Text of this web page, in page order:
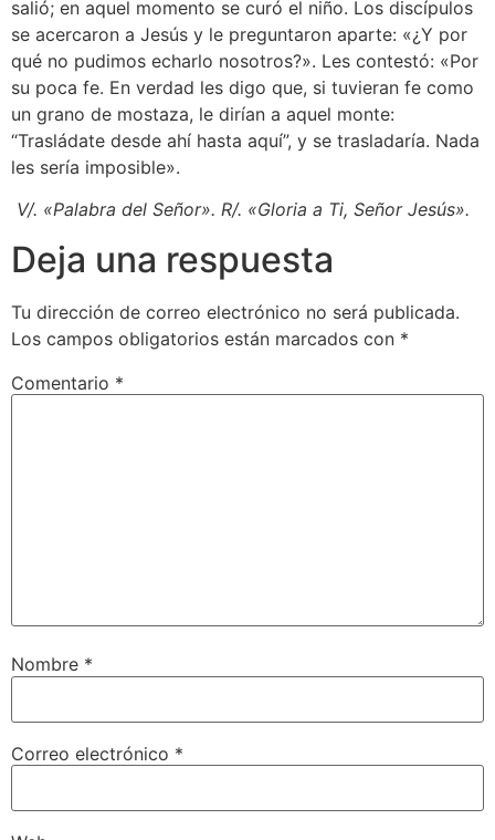
salió; en aquel momento se curó el niño. Los discípulos
se acercaron a Jesús y le preguntaron aparte: «¿Y por
qué no pudimos echarlo nosotros?». Les contestó: «Por
su poca fe. En verdad les digo que, si tuvieran fe como
un grano de mostaza, le dirían a aquel monte:
“Trasládate desde ahí hasta aquí”, y se trasladaría. Nada
les sería imposible».
V/. «Palabra del Señor». R/. «Gloria a Ti, Señor Jesús».
Deja una respuesta
Tu dirección de correo electrónico no será publicada.
Los campos obligatorios están marcados con *
Comentario *
Nombre *
Correo electrónico *